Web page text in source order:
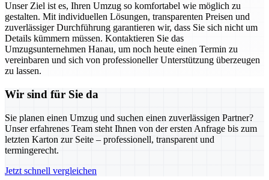
Unser Ziel ist es, Ihren Umzug so komfortabel wie möglich zu
gestalten. Mit individuellen Lösungen, transparenten Preisen und
zuverlässiger Durchführung garantieren wir, dass Sie sich nicht um
Details kümmern müssen. Kontaktieren Sie das
Umzugsunternehmen Hanau, um noch heute einen Termin zu
vereinbaren und sich von professioneller Unterstützung überzeugen
zu lassen.
Wir sind für Sie da
Sie planen einen Umzug und suchen einen zuverlässigen Partner?
Unser erfahrenes Team steht Ihnen von der ersten Anfrage bis zum
letzten Karton zur Seite – professionell, transparent und
termingerecht.
Jetzt schnell vergleichen